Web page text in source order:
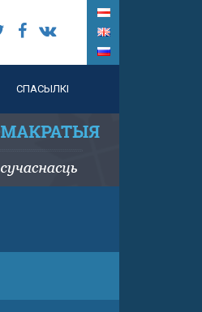
СПАСЫЛКІ